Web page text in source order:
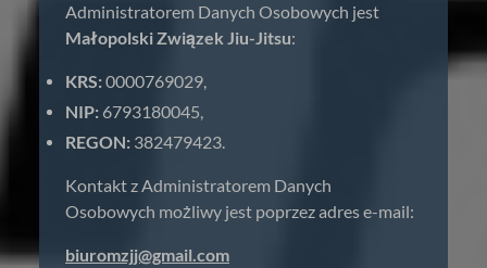
Administratorem Danych Osobowych jest
Małopolski Związek Jiu-Jitsu:
KRS:0000769029,
NIP: 6793180045,
REGON: 382479423.
Kontakt z Administratorem Danych
Osobowych możliwy jest poprzez adres e-mail:
biuromzjj@gmail.com